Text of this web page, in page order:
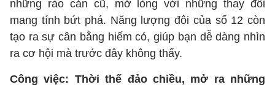
những rào cản cũ, mở lòng với những thay đổi
mang tính bứt phá. Năng lượng đôi của số 12 còn
tạo ra sự cân bằng hiếm có, giúp bạn dễ dàng nhìn
ra cơ hội mà trước đây không thấy.
Công việc: Thời thế đảo chiều, mở ra những